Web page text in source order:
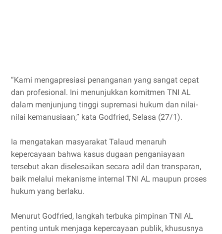
“Kami mengapresiasi penanganan yang sangat cepat
dan profesional. Ini menunjukkan komitmen TNI AL
dalam menjunjung tinggi supremasi hukum dan nilai-
nilai kemanusiaan,” kata Godfried, Selasa (27/1).
Ia mengatakan masyarakat Talaud menaruh
kepercayaan bahwa kasus dugaan penganiayaan
tersebut akan diselesaikan secara adil dan transparan,
baik melalui mekanisme internal TNI AL maupun proses
hukum yang berlaku.
Menurut Godfried, langkah terbuka pimpinan TNI AL
penting untuk menjaga kepercayaan publik, khususnya